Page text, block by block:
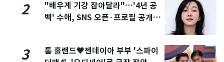
2
"배우계 기강 잡아달라"…'4년 공
백' 수애, SNS 오픈·프로필 공개
3
톰 홀랜드♥젠데이아 부부 '스파이